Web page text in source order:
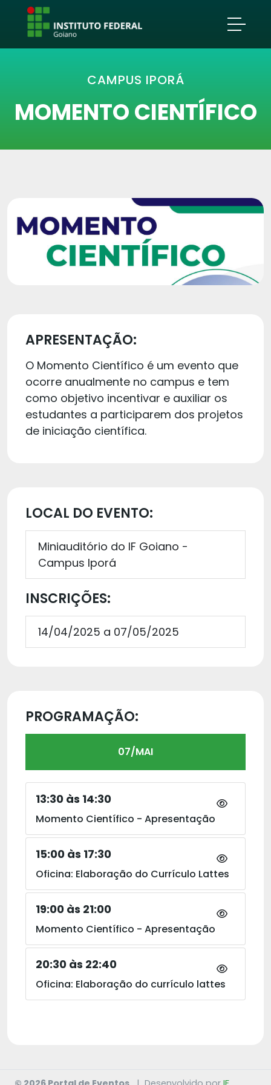
CAMPUS IPORÁ
MOMENTO CIENTÍFICO
APRESENTAÇÃO:
O Momento Científico é um evento que
ocorre anualmente no campus e tem
como objetivo incentivar e auxiliar os
estudantes a participarem dos projetos
de iniciação científica.
LOCAL DO EVENTO:
Miniauditório do IF Goiano -
Campus Iporá
INSCRIÇÕES:
14/04/2025 a 07/05/2025
PROGRAMAÇÃO:
07/MAI
13:30 às 14:30
Momento Científico - Apresentação
15:00 às 17:30
Oficina: Elaboração do Currículo Lattes
19:00 às 21:00
Momento Científico - Apresentação
20:30 às 22:40
Oficina: Elaboração do currículo lattes